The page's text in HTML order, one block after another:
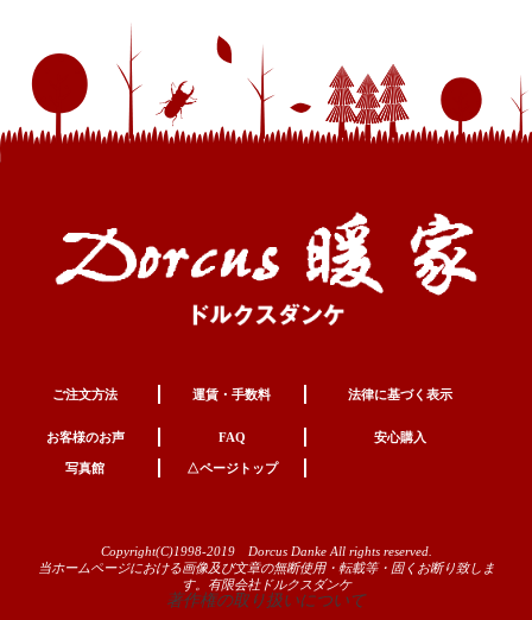
ご注文方法 運賃・手数料 法律に基づく表示
お客様のお声 FAQ 安心購入
写真館 △ページトップ
Copyright(C)1998-2019 Dorcus Danke All rights reserved.
当ホームページにおける画像及び文章の無断使用・転載等・固くお断り致しま
す。有限会社ドルクスダンケ
著作権の取り扱いについて